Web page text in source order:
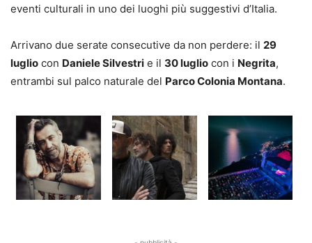
eventi culturali in uno dei luoghi più suggestivi d’Italia.
Arrivano due serate consecutive da non perdere: il 29
luglio con Daniele Silvestri e il 30 luglio con i Negrita,
entrambi sul palco naturale del Parco Colonia Montana.